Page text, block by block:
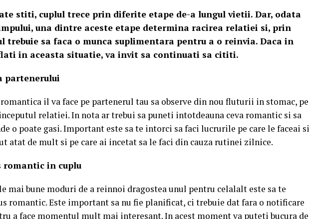
stiti, cuplul trece prin diferite etape de-a lungul vietii. Dar, odata
una dintre aceste etape determina racirea relatiei si, prin
trebuie sa faca o munca suplimentara pentru a o reinvia. Daca in
in aceasta situatie, va invit sa continuati sa cititi.
partenerului
il va face pe partenerul tau sa observe din nou fluturii in stomac, pe
relatiei. In nota ar trebui sa puneti intotdeauna ceva romantic si sa
o poate gasi. Important este sa te intorci sa faci lucrurile pe care le faceai si
atat de mult si pe care ai incetat sa le faci din cauza rutinei zilnice.
romantic in cuplu
mai bune moduri de a reinnoi dragostea unul pentru celalalt este sa te
romantic. Este important sa nu fie planificat, ci trebuie dat fara o notificare
a face momentul mult mai interesant. In acest moment va puteti bucura de